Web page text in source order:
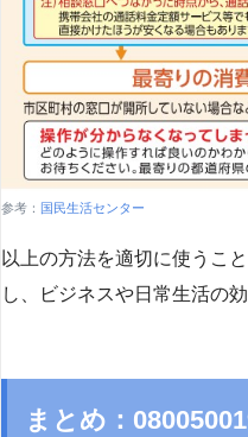
参考： 国民生活センター
以上の方法を適切に使うこ
し、ビジネスや日常生活の
まとめ：